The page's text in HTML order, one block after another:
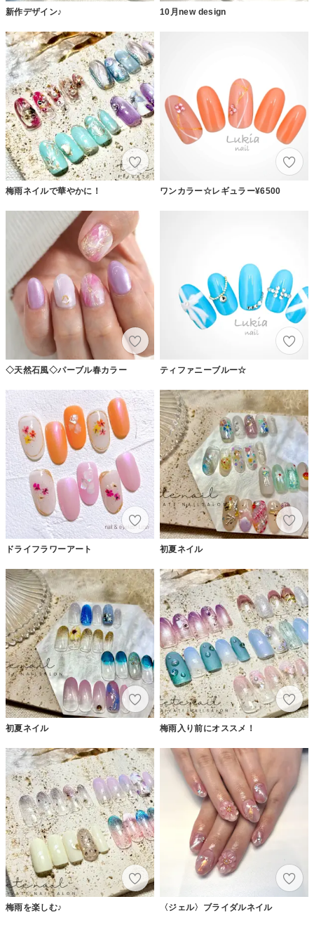
新作デザイン♪ 10月new design
梅雨ネイルで華やかに！ ワンカラー☆レギュラー¥6500
◇天然石風◇パーブル春カラー ティファニーブルー☆
ドライフラワーアート 初夏ネイル
初夏ネイル 梅雨入り前にオススメ！
梅雨を楽しむ♪ 〈ジェル〉ブライダルネイル